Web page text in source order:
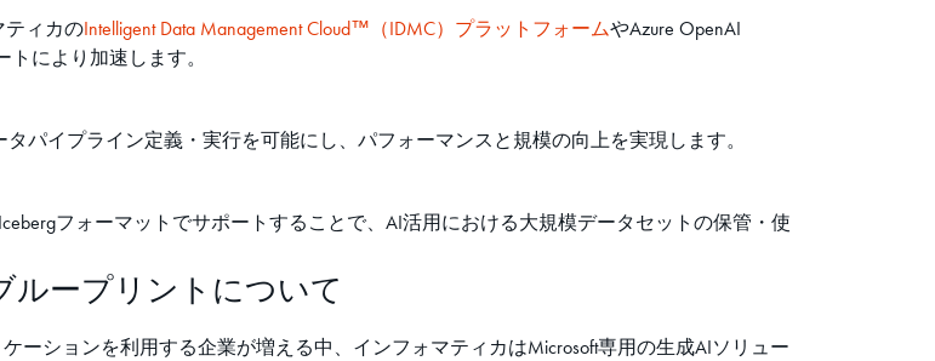
ティカのIntelligent Data Management Cloud™（IDMC）プラットフォームやAzure OpenAI
により加速します。
パイプライン定義・実行を可能にし、パフォーマンスと規模の向上を実現します。
Icebergフォーマットでサポートすることで、AI活用における大規模データセットの保管・使
ループリントについて
ーションを利用する企業が増える中、インフォマティカはMicrosoft専用の生成AIソリュー